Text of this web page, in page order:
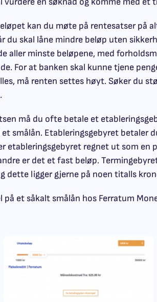
kan du møte på rentesatser på
du skal låne mindre beløp uten
aller minste beløpene, med
For at banken skal kunne tjene
må renten settes høyt. Søker du
må du ofte betale et
smålån. Etableringsgebyret betaler
etableringsgebyret regnet ut som en
er det et fast beløp.
dette ligger gjerne på noen titalls
på et såkalt smålån hos Ferratum